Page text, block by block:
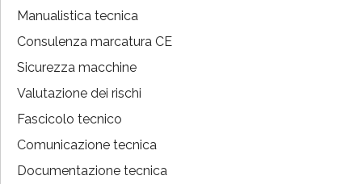
Manualistica tecnica
Consulenza marcatura CE
Sicurezza macchine
Valutazione dei rischi
Fascicolo tecnico
Comunicazione tecnica
Documentazione tecnica